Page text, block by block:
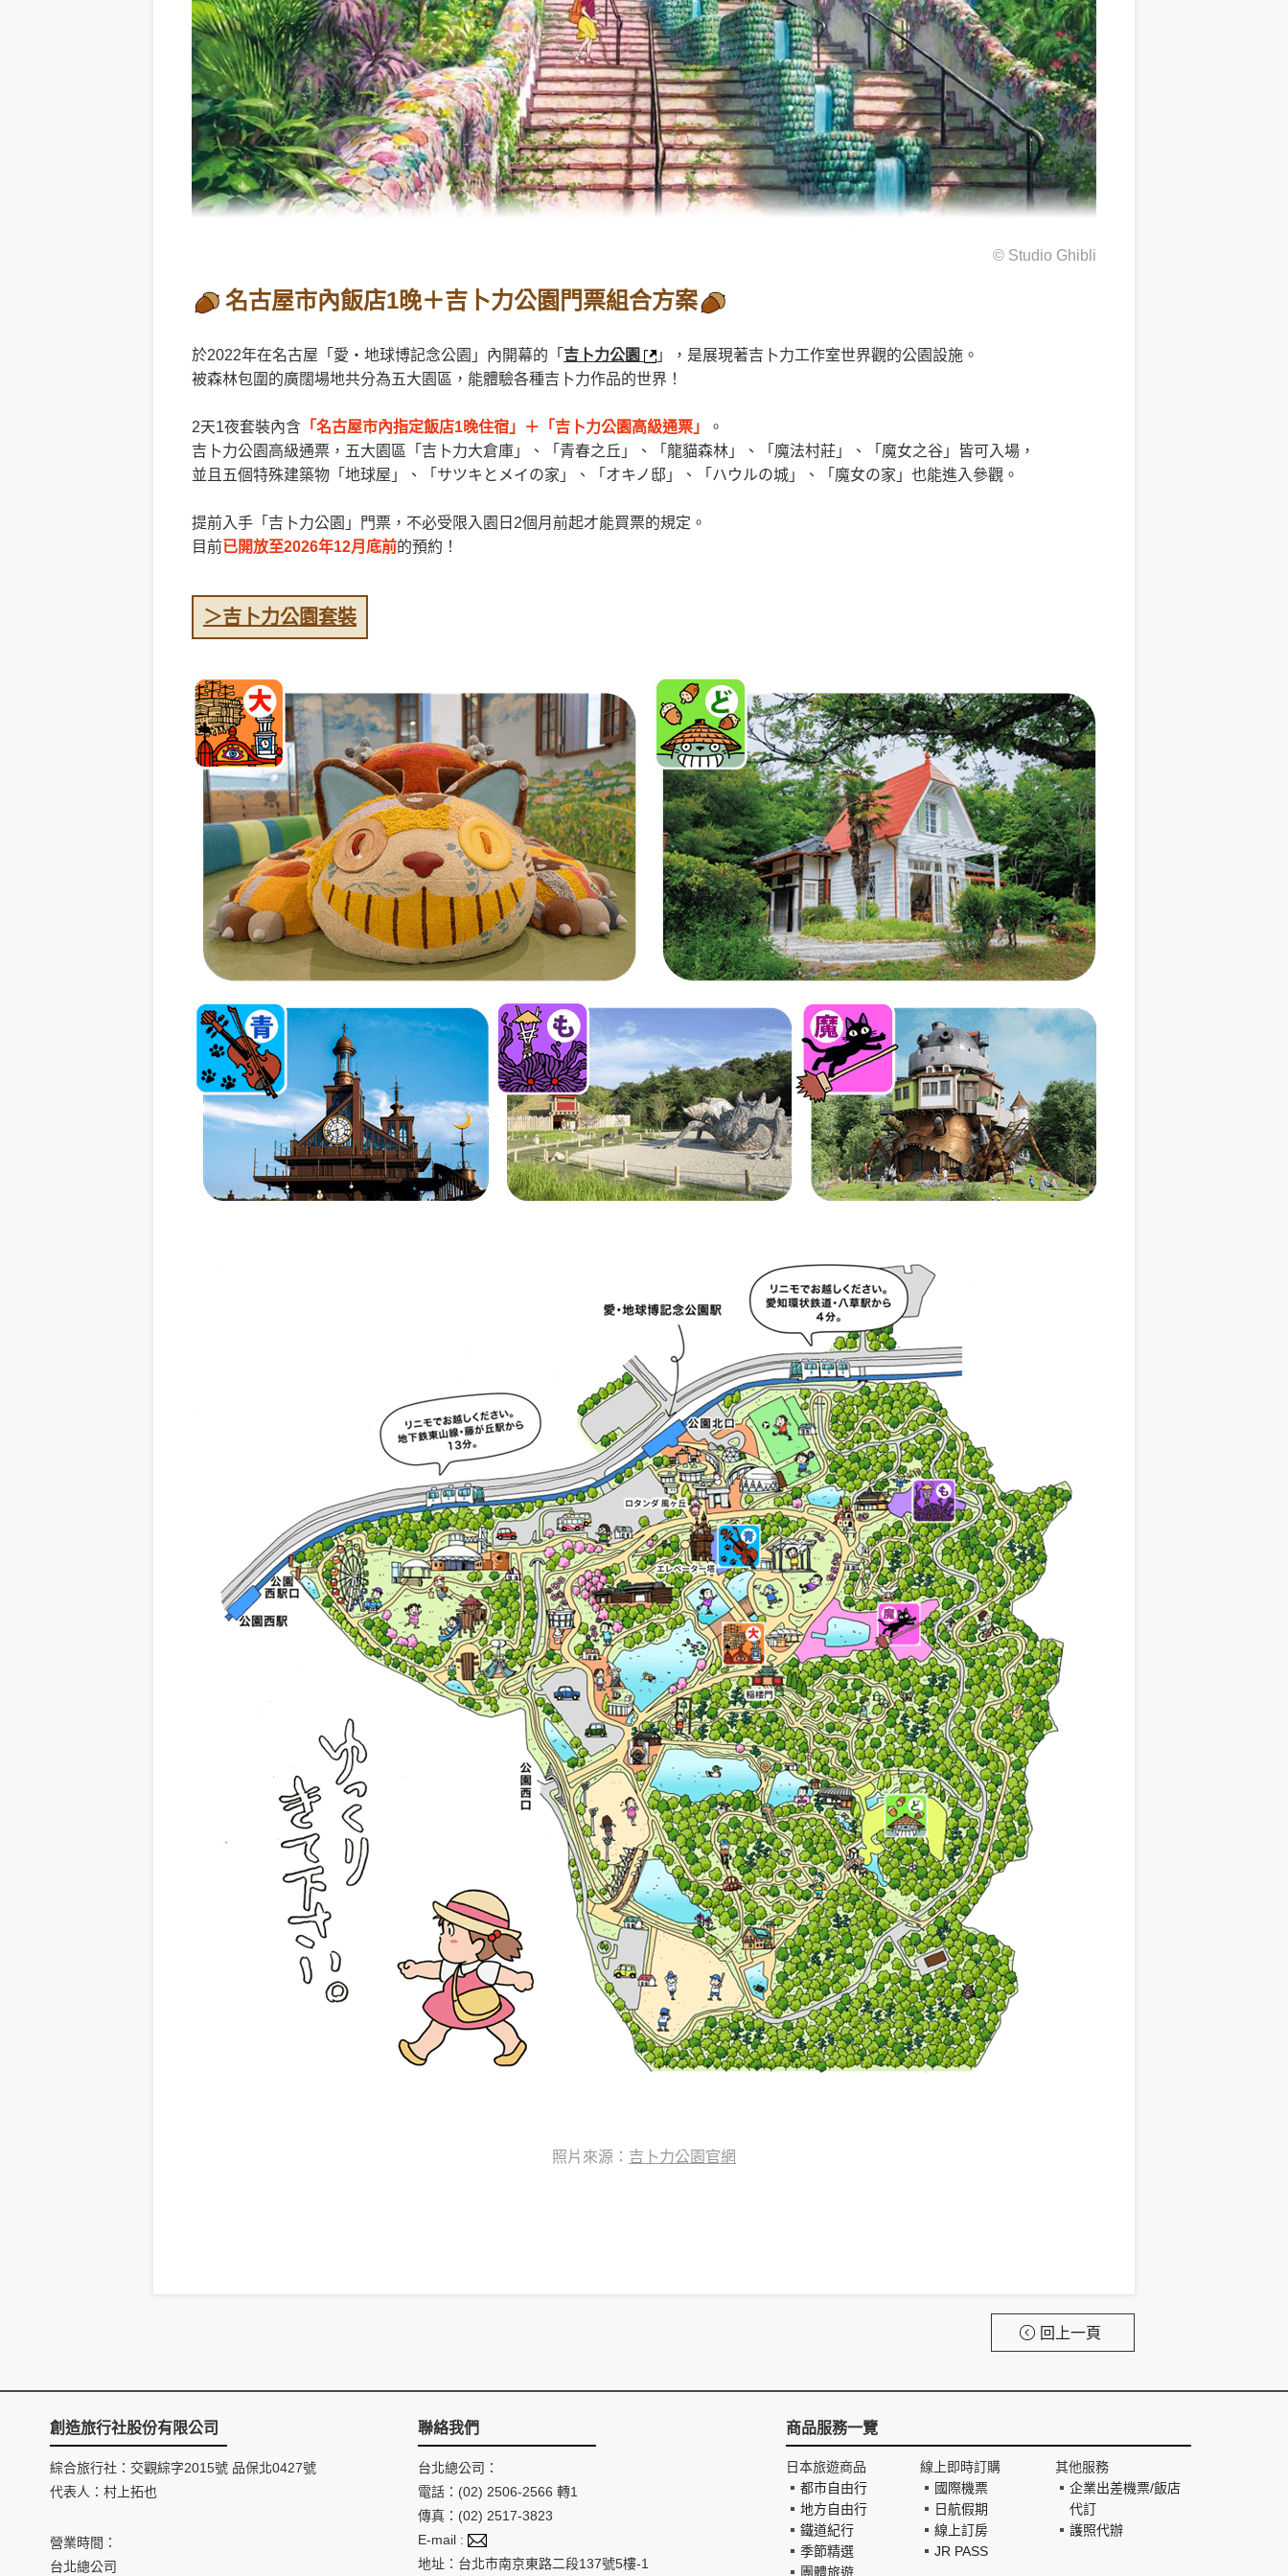
© Studio Ghibli
名古屋市內飯店1晚＋吉卜力公園門票組合方案
於2022年在名古屋「愛・地球博記念公園」內開幕的「 吉卜力公園
」，是展現著吉卜力工作室世界觀的公園設施。
被森林包圍的廣闊場地共分為五大園區，能體驗各種吉卜力作品的世界！
2天1夜套裝內含 「名古屋市內指定飯店1晚住宿」＋「吉卜力公園高級通票」
。
吉卜力公園高級通票，五大園區「吉卜力大倉庫」、「青春之丘」、「龍貓森林」、「魔法村莊」、「魔女之谷」皆可入場，
並且五個特殊建築物「地球屋」、「サツキとメイの家」、「オキノ邸」、「ハウルの城」、「魔女の家」也能進入參觀。
提前入手「吉卜力公園」門票，不必受限入園日2個月前起才能買票的規定。
目前已開放至2026年12月底前的預約！
＞吉卜力公園套裝
照片來源： 吉卜力公園官網
回上一頁
創造旅行社股份有限公司
綜合旅行社：交觀綜字2015號 品保北0427號
代表人：村上拓也
營業時間：
台北總公司
聯絡我們
台北總公司：
電話：(02) 2506-2566 轉1
傳真：(02) 2517-3823
E-mail :
地址：台北市南京東路二段137號5樓-1
商品服務一覽
日本旅遊商品
都市自由行
地方自由行
鐵道紀行
季節精選
團體旅遊
線上即時訂購
國際機票
日航假期
線上訂房
JR PASS
其他服務
企業出差機票/飯店
代訂
護照代辦